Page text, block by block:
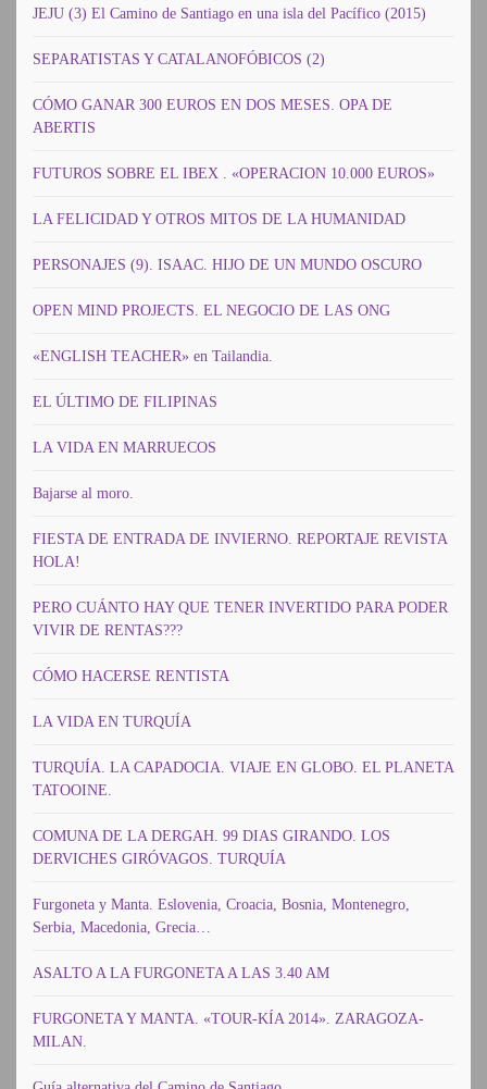
JEJU (3) El Camino de Santiago en una isla del Pacífico (2015)
SEPARATISTAS Y CATALANOFÓBICOS (2)
CÓMO GANAR 300 EUROS EN DOS MESES. OPA DE
ABERTIS
FUTUROS SOBRE EL IBEX . «OPERACION 10.000 EUROS»
LA FELICIDAD Y OTROS MITOS DE LA HUMANIDAD
PERSONAJES (9). ISAAC. HIJO DE UN MUNDO OSCURO
OPEN MIND PROJECTS. EL NEGOCIO DE LAS ONG
«ENGLISH TEACHER» en Tailandia.
EL ÚLTIMO DE FILIPINAS
LA VIDA EN MARRUECOS
Bajarse al moro.
FIESTA DE ENTRADA DE INVIERNO. REPORTAJE REVISTA
HOLA!
PERO CUÁNTO HAY QUE TENER INVERTIDO PARA PODER
VIVIR DE RENTAS???
CÓMO HACERSE RENTISTA
LA VIDA EN TURQUÍA
TURQUÍA. LA CAPADOCIA. VIAJE EN GLOBO. EL PLANETA
TATOOINE.
COMUNA DE LA DERGAH. 99 DIAS GIRANDO. LOS
DERVICHES GIRÓVAGOS. TURQUÍA
Furgoneta y Manta. Eslovenia, Croacia, Bosnia, Montenegro,
Serbia, Macedonia, Grecia…
ASALTO A LA FURGONETA A LAS 3.40 AM
FURGONETA Y MANTA. «TOUR-KÍA 2014». ZARAGOZA-
MILAN.